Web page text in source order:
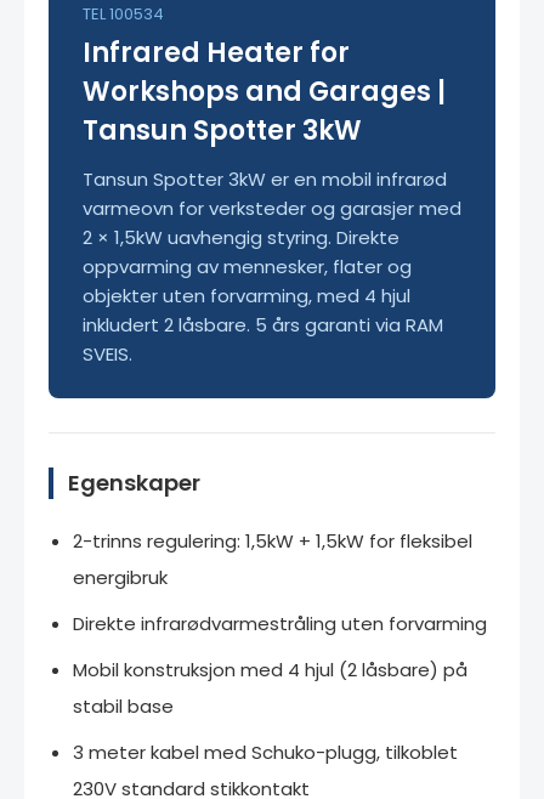
TEL 100534
Infrared Heater for
Workshops and Garages |
Tansun Spotter 3kW
Tansun Spotter 3kW er en mobil infrarød
varmeovn for verksteder og garasjer med
2 × 1,5kW uavhengig styring. Direkte
oppvarming av mennesker, flater og
objekter uten forvarming, med 4 hjul
inkludert 2 låsbare. 5 års garanti via RAM
SVEIS.
Egenskaper
2-trinns regulering: 1,5kW + 1,5kW for fleksibel
energibruk
Direkte infrarødvarmestråling uten forvarming
Mobil konstruksjon med 4 hjul (2 låsbare) på
stabil base
3 meter kabel med Schuko-plugg, tilkoblet
230V standard stikkontakt